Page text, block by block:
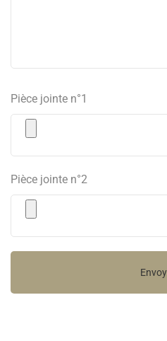
Pièce jointe n°1
Pièce jointe n°2